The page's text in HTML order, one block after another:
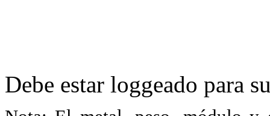
Debe estar loggeado para